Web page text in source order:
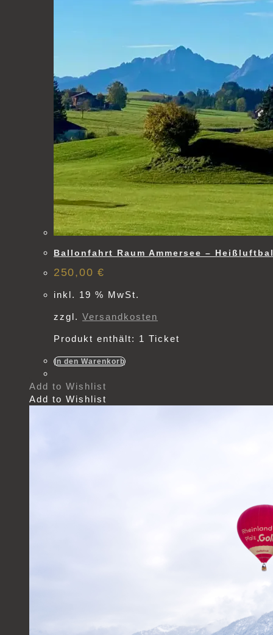
Ballonfahrt Raum Ammersee –
250,00 €
inkl. 19 % MwSt.
zzgl. Versandkosten
Produkt enthält: 1 Ticket
In den Warenkorb
Add to Wishlist
Add to Wishlist